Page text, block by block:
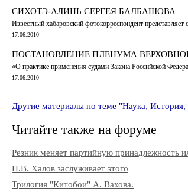
СИХОТЭ-АЛИНЬ СЕРГЕЯ БАЛБАШОВА
Известный хабаровский фотокорреспондент
17.06.2010
ПОСТАНОВЛЕНИЕ ПЛЕНУМА
«О практике применения судами Закона Российской
17.06.2010
Другие материалы по теме "Наука,
Читайте также на форуме
Резник меняет партийную принадлежность
П.В. Халов заслуживает этого
Трилогия "Китобои" А. Вахова.